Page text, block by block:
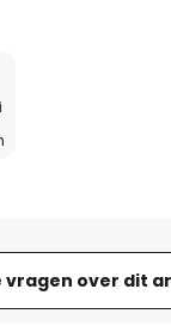
vragen over dit